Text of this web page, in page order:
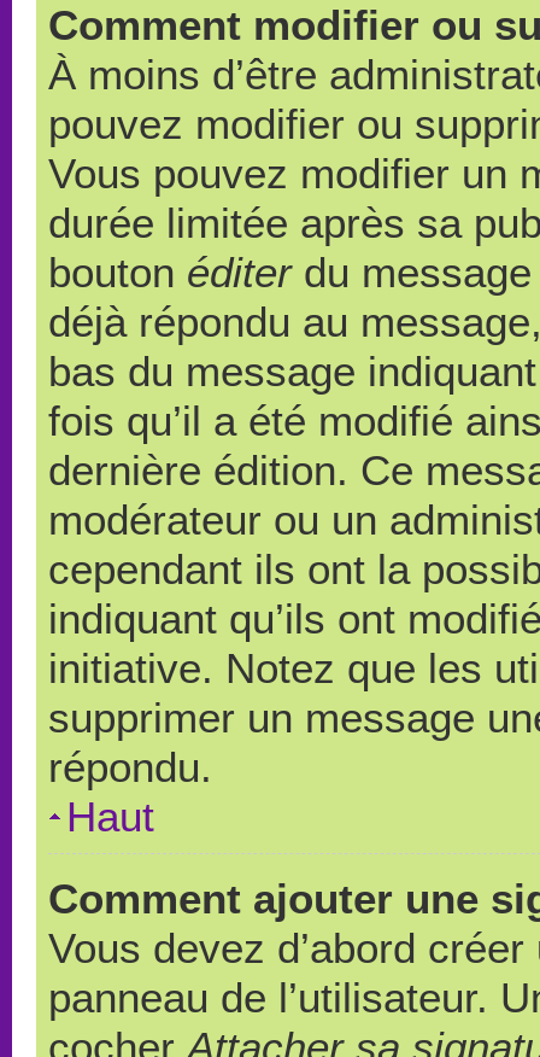
Comment modifier ou
À moins d’être
pouvez modifier ou
Vous pouvez modifier un
durée limitée après sa
bouton éditerdu message
déjà répondu au
bas du message
fois qu’il a été modifié
dernière édition. Ce
modérateur ou un
cependant ils ont la
indiquant qu’ils ont
initiative. Notez que les
supprimer un message
répondu.
Haut
Comment ajouter une
Vous devez d’abord
panneau de l’utilisateur.
cocher Attacher sa